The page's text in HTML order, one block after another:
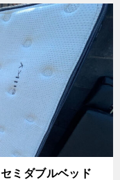
ミダブルベッド